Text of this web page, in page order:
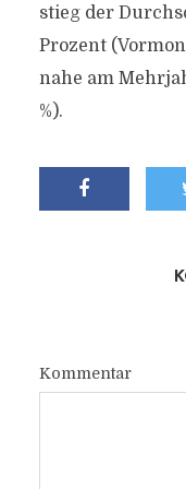
stieg der
Prozent
nahe am
%).
Kommentar